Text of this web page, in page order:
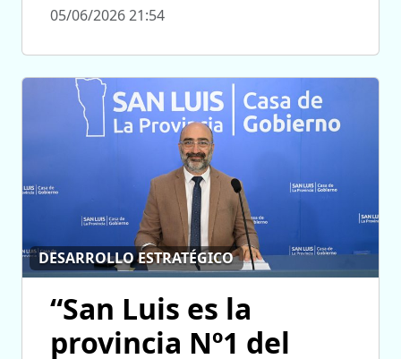
05/06/2026 21:54
DESARROLLO ESTRATÉGICO
“San Luis es la
provincia Nº1 del